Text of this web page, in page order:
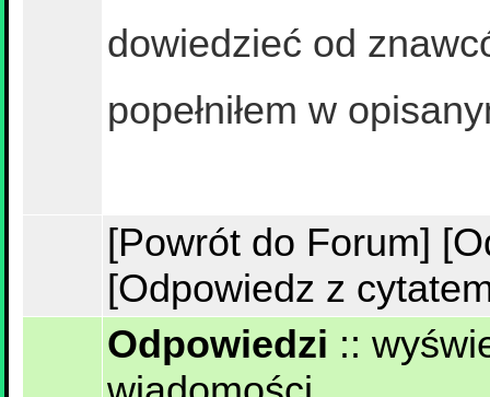
dowiedzieć od
popełniłem w
[Powrót do Forum]
[Odpowiedz z
Odpowiedzi ::